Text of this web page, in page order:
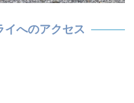
イへのアクセス